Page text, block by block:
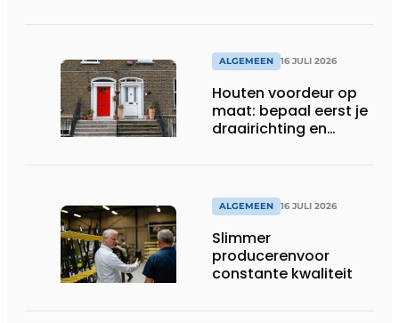
ALGEMEEN 16 JULI 2026
Houten voordeur op
maat: bepaal eerst je
draairichting en
ALGEMEEN 16 JULI 2026
Slimmer
producerenvoor
constante kwaliteit